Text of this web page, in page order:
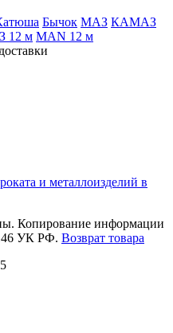
Бычок МАЗ КАМАЗ
12 м MAN 12 м
Копирование информации
146 УК РФ. Возврат товара